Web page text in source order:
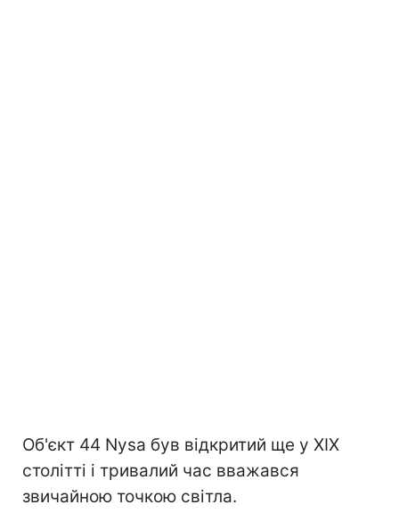
Об'єкт 44 Nysa був відкритий ще у XIX
столітті і тривалий час вважався
звичайною точкою світла.